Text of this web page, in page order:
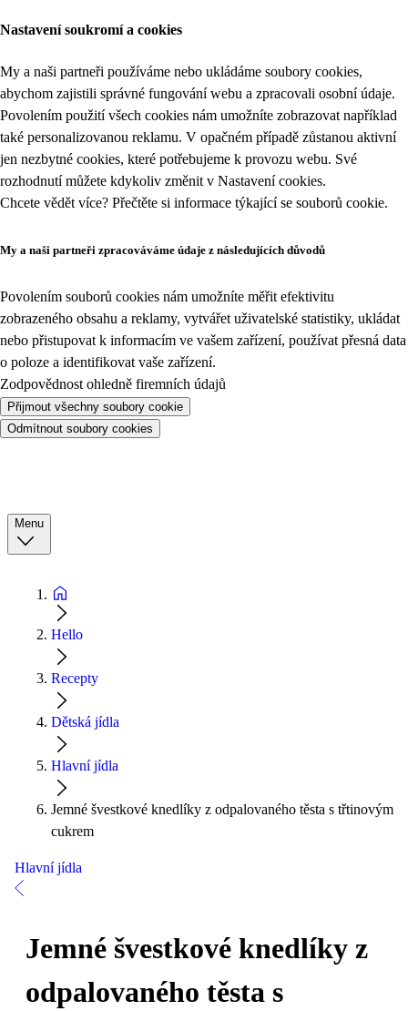
Nastavení soukromí a cookies
My a naši partneři používáme nebo ukládáme soubory cookies,
abychom zajistili správné fungování webu a zpracovali osobní údaje.
Povolením použití všech cookies nám umožníte zobrazovat například
také personalizovanou reklamu. V opačném případě zůstanou aktivní
jen nezbytné cookies, které potřebujeme k provozu webu. Své
rozhodnutí můžete kdykoliv změnit v Nastavení cookies.
Chcete vědět více? Přečtěte si informace týkající se souborů cookie.
My a naši partneři zpracováváme údaje z následujících důvodů
Povolením souborů cookies nám umožníte měřit efektivitu
zobrazeného obsahu a reklamy, vytvářet uživatelské statistiky, ukládat
nebo přistupovat k informacím ve vašem zařízení, používat přesná data
o poloze a identifikovat vaše zařízení.
Zodpovědnost ohledně firemních údajů
Přijmout všechny soubory cookie
Odmítnout soubory cookies
Menu
Hello
Recepty
Dětská jídla
Hlavní jídla
Jemné švestkové knedlíky z odpalovaného těsta s třtinovým
cukrem
Hlavní jídla
Jemné švestkové knedlíky z
odpalovaného těsta s